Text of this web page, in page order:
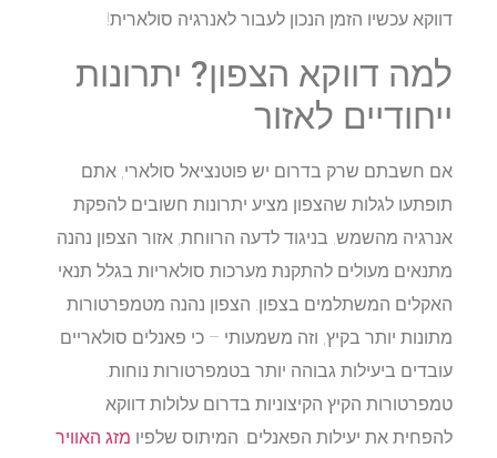
דווקא עכשיו הזמן הנכון לעבור לאנרגיה סולארית!
למה דווקא הצפון? יתרונות
ייחודיים לאזור
אם חשבתם שרק בדרום יש פוטנציאל סולארי, אתם
תופתעו לגלות שהצפון מציע יתרונות חשובים להפקת
אנרגיה מהשמש. בניגוד לדעה הרווחת, אזור הצפון נהנה
מתנאים מעולים להתקנת מערכות סולאריות בגלל תנאי
האקלים המשתלמים בצפון. הצפון נהנה מטמפרטורות
מתונות יותר בקיץ, וזה משמעותי – כי פאנלים סולאריים
עובדים ביעילות גבוהה יותר בטמפרטורות נוחות.
טמפרטורות הקיץ הקיצוניות בדרום עלולות דווקא
להפחית את יעילות הפאנלים. המיתוס שלפיומזג האוויר